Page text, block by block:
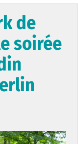
de
soirée